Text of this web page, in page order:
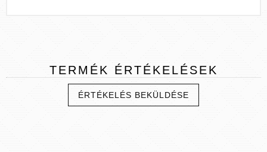
TERMÉK ÉRTÉKELÉSEK
ÉRTÉKELÉS BEKÜLDÉSE